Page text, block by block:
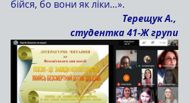
бійся, бо вони як ліки…».
Терещук А.,
студентка 41-Ж групи